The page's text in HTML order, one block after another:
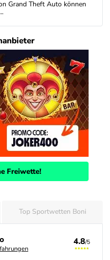
Grand Theft Auto können
Freiwette!
Top Sportwetten Boni
4.8/5